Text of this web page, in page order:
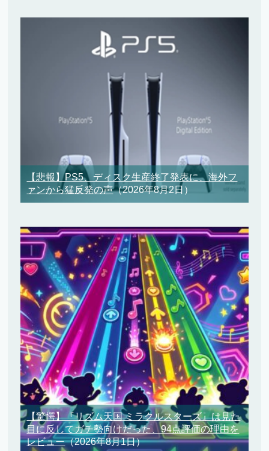
【悲報】PS5、ディスク生産終了発表に、海外フ
ァンから猛反発の声（2026年8月2日）
【驚愕】『リズム天国 ミラクルスターズ』は見た
目に反してガチ勢向けだった、94点評価の理由を
レビュー（2026年8月1日）